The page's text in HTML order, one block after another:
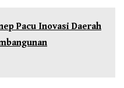
Pacu Inovasi Daerah